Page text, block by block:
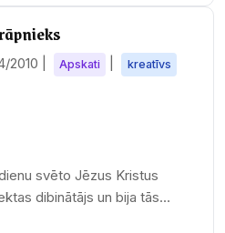
2010 Apskati
kreatīvs
svēto Jēzus Kristus
dibinātājs un bija tās